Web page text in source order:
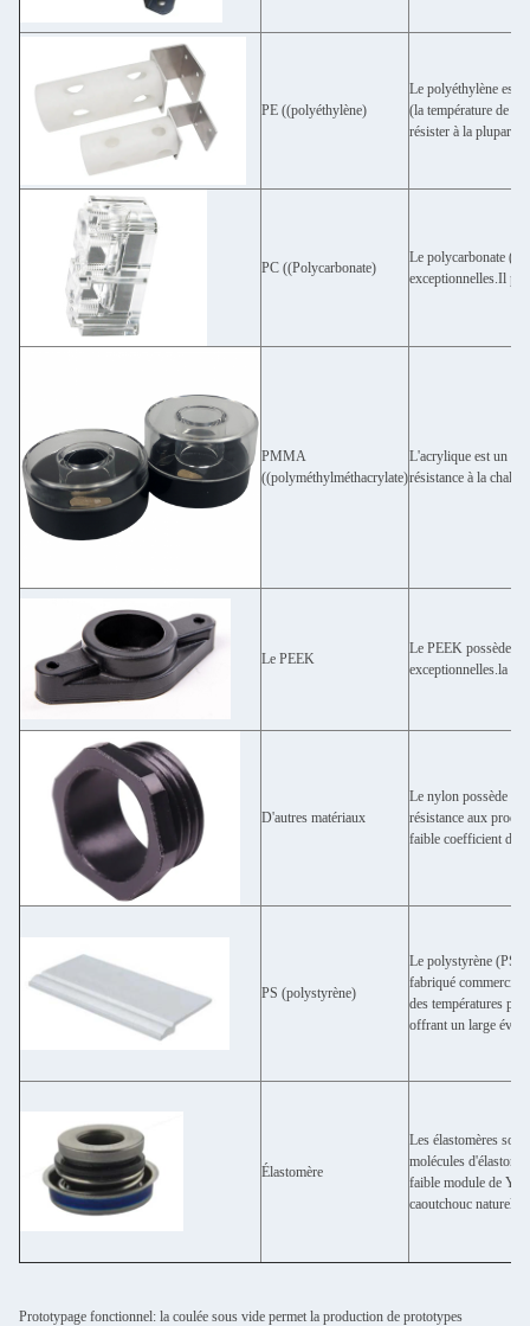
PE ((polyéthylène)
Le polyéthylène est
(la température de
résister à la plupart
PC ((Polycarbonate)
Le polycarbonate
exceptionnelles.Il
PMMA
((polyméthylméthacrylate)
L'acrylique est un
résistance à la
Le PEEK
Le PEEK possède
exceptionnelles.la
D'autres matériaux
Le nylon possède
résistance aux
faible coefficient de
PS (polystyrène)
Le polystyrène (PS)
fabriqué
des températures
offrant un large
Élastomère
Les élastomères
molécules
faible module de
caoutchouc naturel,
Prototypage fonctionnel: la coulée sous vide permet la production de prototypes